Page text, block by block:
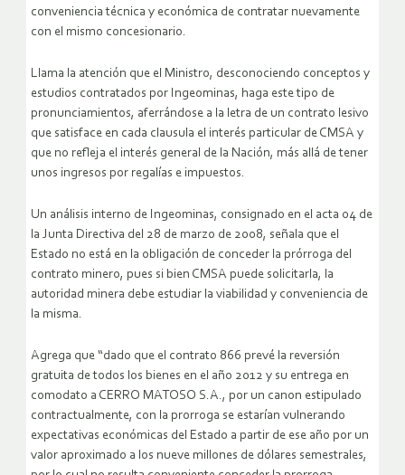
conveniencia técnica y económica de contratar nuevamente
con el mismo concesionario.
Llama la atención que el Ministro, desconociendo conceptos y
estudios contratados por Ingeominas, haga este tipo de
pronunciamientos, aferrándose a la letra de un contrato lesivo
que satisface en cada clausula el interés particular de CMSA y
que no refleja el interés general de la Nación, más allá de tener
unos ingresos por regalías e impuestos.
Un análisis interno de Ingeominas, consignado en el acta 04 de
la Junta Directiva del 28 de marzo de 2008, señala que el
Estado no está en la obligación de conceder la prórroga del
contrato minero, pues si bien CMSA puede solicitarla, la
autoridad minera debe estudiar la viabilidad y conveniencia de
la misma.
Agrega que “dado que el contrato 866 prevé la reversión
gratuita de todos los bienes en el año 2012 y su entrega en
comodato a CERRO MATOSO S.A., por un canon estipulado
contractualmente, con la prorroga se estarían vulnerando
expectativas económicas del Estado a partir de ese año por un
valor aproximado a los nueve millones de dólares semestrales,